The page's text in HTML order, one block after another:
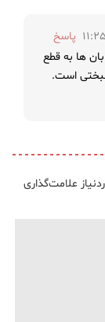
پاسخ
ها به قطع
است.
علامت‌گذاری